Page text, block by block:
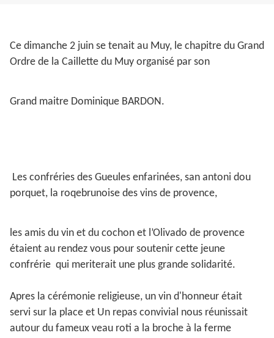
Ce dimanche 2 juin se tenait au Muy, le chapitre du Grand
Ordre de la Caillette du Muy organisé par son
Grand maitre Dominique BARDON.
Les confréries des Gueules enfarinées, san antoni dou
porquet, la roqebrunoise des vins de provence,
les amis du vin et du cochon et l’Olivado de provence
étaient au rendez vous pour soutenir cette jeune
confrérie qui meriterait une plus grande solidarité.
Apres la cérémonie religieuse, un vin d'honneur était
servi sur la place et Un repas convivial nous réunissait
autour du fameux veau roti a la broche à la ferme